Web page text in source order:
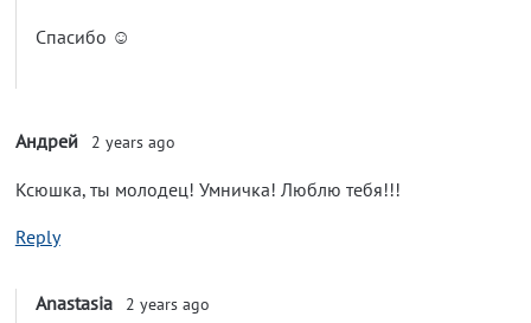
Спасибо ☺️
Андрей 2 years ago
Ксюшка, ты молодец! Умничка! Люблю тебя!!!
Reply
Anastasia 2 years ago